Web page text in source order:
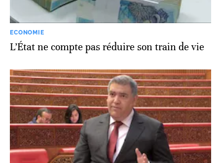
ECONOMIE
L’État ne compte pas réduire son train de vie